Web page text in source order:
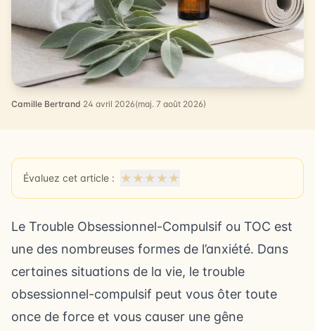
Camille Bertrand·24 avril 2026(maj. 7 août 2026)
Évaluez cet article : ★ ★ ★ ★ ★
Le Trouble Obsessionnel-Compulsif ou TOC est
une des nombreuses formes de l’anxiété. Dans
certaines situations de la vie, le trouble
obsessionnel-compulsif peut vous ôter toute
once de force et vous causer une gêne